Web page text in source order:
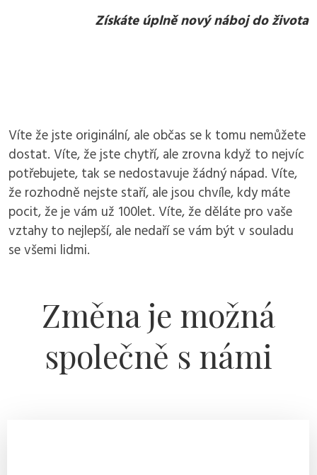
Získáte úplně nový náboj do života
Víte že jste originální, ale občas se k tomu nemůžete
dostat. Víte, že jste chytří, ale zrovna když to nejvíc
potřebujete, tak se nedostavuje žádný nápad. Víte,
že rozhodně nejste staří, ale jsou chvíle, kdy máte
pocit, že je vám už 100let. Víte, že děláte pro vaše
vztahy to nejlepší, ale nedaří se vám být v souladu
se všemi lidmi.
Změna je možná
společně s námi